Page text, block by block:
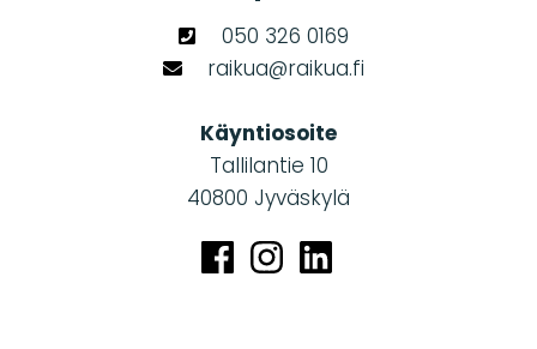
050 326 0169
raikua@raikua.fi
Käyntiosoite
Tallilantie 10
40800 Jyväskylä